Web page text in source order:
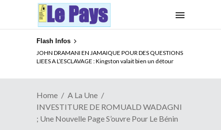
Flash Infos
JOHN DRAMANI EN JAMAIQUE POUR DES QUESTIONS
LIEES A L’ESCLAVAGE : Kingston valait bien un détour
ELECTION DE TALON A LA TETE DU SENAT BENINOIS :
Quand Patrice quitte le pouvoir sans partir !
Home
A La Une
INVESTITURE DE ROMUALD WADAGNI
; Une Nouvelle Page S’ouvre Pour Le Bénin